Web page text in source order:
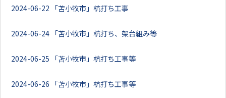
2024-06-22 「苫小牧市」杭打ち工事
2024-06-24 「苫小牧市」杭打ち、架台組み等
2024-06-25 「苫小牧市」杭打ち工事等
2024-06-26 「苫小牧市」杭打ち工事等